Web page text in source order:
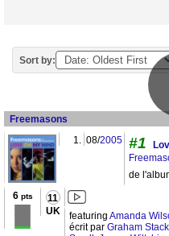
Sort by:
Freemasons
1. 08/2005 #1
de
6pts 11
UK featuring Amanda
écrit par Graham Stack